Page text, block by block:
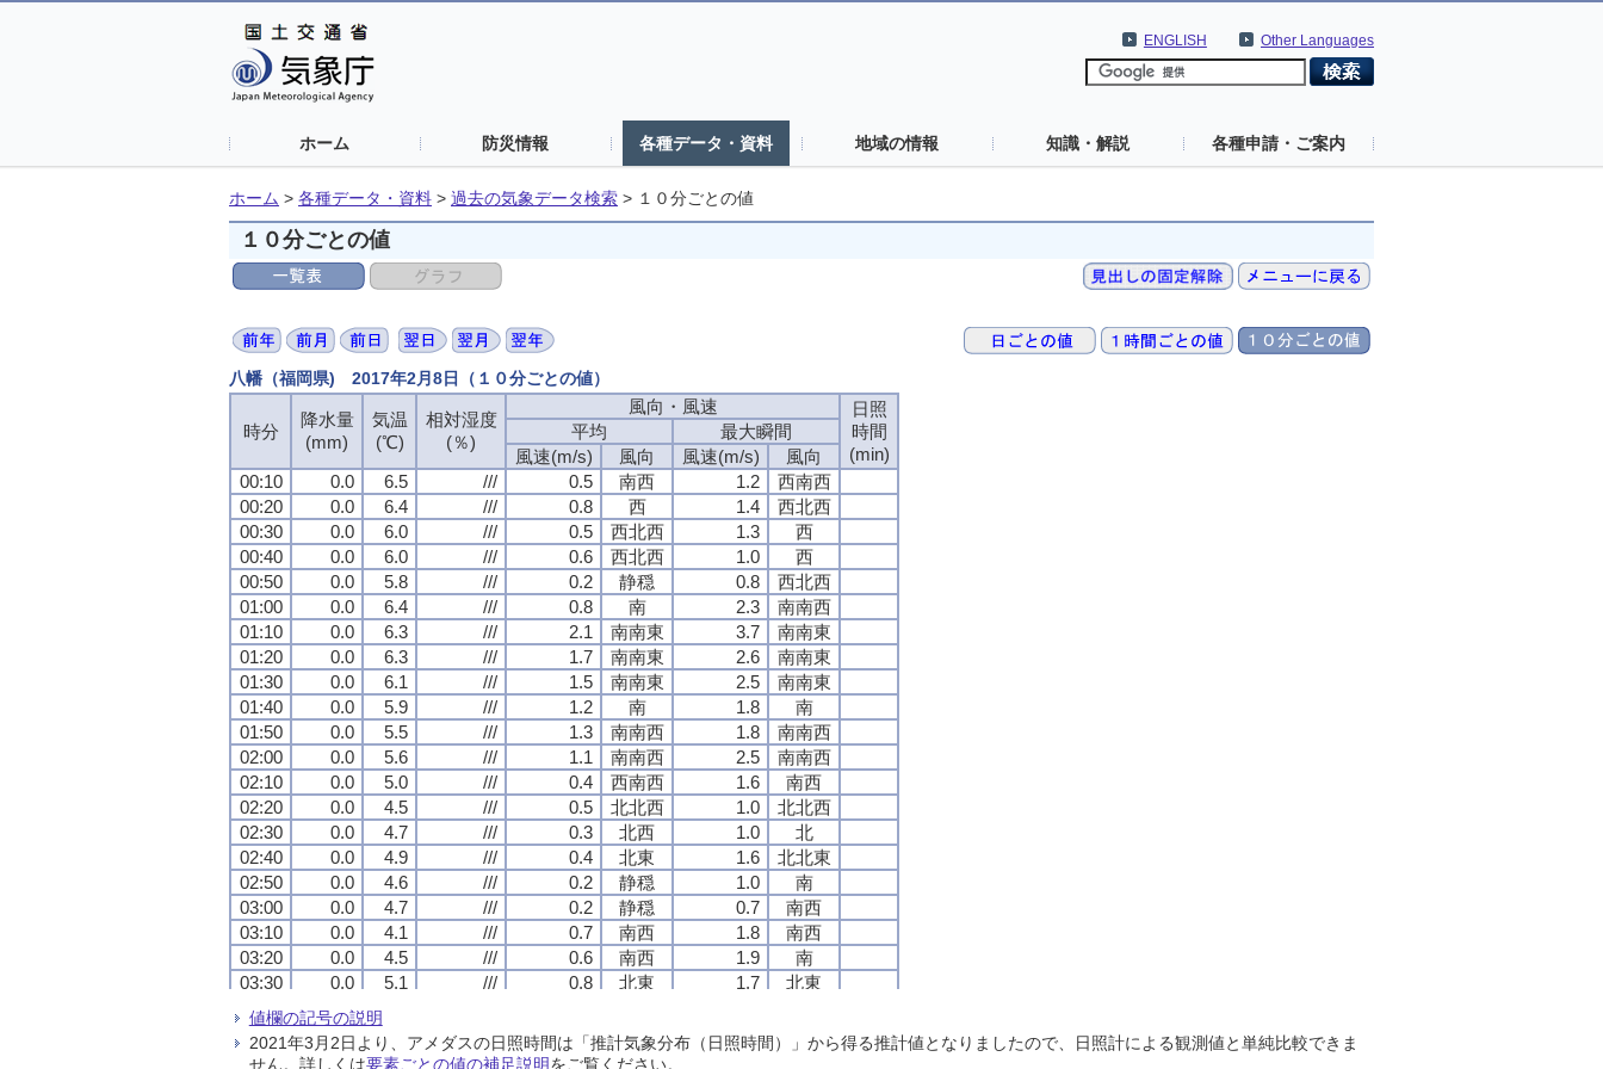
Other Languages
ENGLISH
ホーム 防災情報 各種データ・資料 地域の情報 知識・解説 各種申請・ご案内
ホーム > 各種データ・資料 > 過去の気象データ検索 > １０分ごとの値
１０分ごとの値
八幡（福岡県) 2017年2月8日（１０分ごとの値）
時分
降水量
(mm)
気温
(℃)
相対湿度
(％)
風向・風速
日照
時間
(min)
平均
最大瞬間
風速(m/s)
風向 風速(m/s)
風向
00:10
0.0 6.5 /// 0.5 南西 1.2
西南西
00:20
0.0 6.4 /// 0.8 西 1.4
西北西
00:30
0.0 6.0 /// 0.5 西北西 1.3
西
00:40
0.0 6.0 /// 0.6 西北西 1.0
西
00:50
0.0 5.8 /// 0.2 静穏 0.8
西北西
01:00
0.0 6.4 /// 0.8 南 2.3
南南西
01:10
0.0 6.3 /// 2.1 南南東 3.7
南南東
01:20
0.0 6.3 /// 1.7 南南東 2.6
南南東
01:30
0.0 6.1 /// 1.5 南南東 2.5
南南東
01:40
0.0 5.9 /// 1.2 南 1.8
南
01:50
0.0 5.5 /// 1.3 南南西 1.8
南南西
02:00
0.0 5.6 /// 1.1 南南西 2.5
南南西
02:10
0.0 5.0 /// 0.4 西南西 1.6
南西
02:20
0.0 4.5 /// 0.5 北北西 1.0
北北西
02:30
0.0 4.7 /// 0.3 北西 1.0
北
02:40
0.0 4.9 /// 0.4 北東 1.6
北北東
02:50
0.0 4.6 /// 0.2 静穏 1.0
南
03:00
0.0 4.7 /// 0.2 静穏 0.7
南西
03:10
0.0 4.1 /// 0.7 南西 1.8
南西
03:20
0.0 4.5 /// 0.6 南西 1.9
南
03:30
0.0 5.1 /// 0.8 北東 1.7
北東
03:40
0.0
03:50
0.0 5.2 /// 0.1 静穏 0.6
南南西
04:00
0.0 4.7 /// 0.4 北東 1.0 北西
時分
降水量
(mm)
気温
(℃)
相対湿度
(％)
風向・風速
日照
時間
(min)
平均
最大瞬間
風速(m/s)
風向 風速(m/s)
風向
00:10
0.0 6.5 /// 0.5 南西 1.2
西南西
00:20
0.0 6.4 /// 0.8 西 1.4
西北西
00:30
0.0 6.0 /// 0.5 西北西 1.3
西
00:40
0.0 6.0 /// 0.6 西北西 1.0
西
00:50
0.0 5.8 /// 0.2 静穏 0.8
西北西
01:00
0.0 6.4 /// 0.8 南 2.3
南南西
01:10
0.0 6.3 /// 2.1 南南東 3.7
南南東
01:20
0.0 6.3 /// 1.7 南南東 2.6
南南東
01:30
0.0 6.1 /// 1.5 南南東 2.5
南南東
01:40
0.0 5.9 /// 1.2 南 1.8
南
01:50
0.0 5.5 /// 1.3 南南西 1.8
南南西
02:00
0.0 5.6 /// 1.1 南南西 2.5
南南西
02:10
0.0 5.0 /// 0.4 西南西 1.6
南西
02:20
0.0 4.5 /// 0.5 北北西 1.0
北北西
02:30
0.0 4.7 /// 0.3 北西 1.0
北
02:40
0.0 4.9 /// 0.4 北東 1.6
北北東
02:50
0.0 4.6 /// 0.2 静穏 1.0
南
03:00
0.0 4.7 /// 0.2 静穏 0.7
南西
03:10
0.0 4.1 /// 0.7 南西 1.8
南西
03:20
0.0 4.5 /// 0.6 南西 1.9
南
03:30
0.0 5.1 /// 0.8 北東 1.7
北東
03:40
0.0
03:50
0.0 5.2 /// 0.1 静穏 0.6
南南西
04:00
0.0 4.7 /// 0.4 北東 1.0 北西
時分
降水量
(mm)
気温
(℃)
相対湿度
(％)
風向・風速
日照
時間
(min)
平均
最大瞬間
風速(m/s)
風向 風速(m/s)
風向
00:10
0.0 6.5 /// 0.5 南西 1.2
西南西
00:20
0.0 6.4 /// 0.8 西 1.4
西北西
00:30
0.0 6.0 /// 0.5 西北西 1.3
西
00:40
0.0 6.0 /// 0.6 西北西 1.0
西
00:50
0.0 5.8 /// 0.2 静穏 0.8
西北西
01:00
0.0 6.4 /// 0.8 南 2.3
南南西
01:10
0.0 6.3 /// 2.1 南南東 3.7
南南東
01:20
0.0 6.3 /// 1.7 南南東 2.6
南南東
01:30
0.0 6.1 /// 1.5 南南東 2.5
南南東
01:40
0.0 5.9 /// 1.2 南 1.8
南
01:50
0.0 5.5 /// 1.3 南南西 1.8
南南西
02:00
0.0 5.6 /// 1.1 南南西 2.5
南南西
02:10
0.0 5.0 /// 0.4 西南西 1.6
南西
02:20
0.0 4.5 /// 0.5 北北西 1.0
北北西
02:30
0.0 4.7 /// 0.3 北西 1.0
北
02:40
0.0 4.9 /// 0.4 北東 1.6
北北東
02:50
0.0 4.6 /// 0.2 静穏 1.0
南
03:00
0.0 4.7 /// 0.2 静穏 0.7
南西
03:10
0.0 4.1 /// 0.7 南西 1.8
南西
03:20
0.0 4.5 /// 0.6 南西 1.9
南
03:30
0.0 5.1 /// 0.8 北東 1.7
北東
03:40
0.0
03:50
0.0 5.2 /// 0.1 静穏 0.6
南南西
04:00
0.0 4.7 /// 0.4 北東 1.0 北西
時分
降水量
(mm)
気温
(℃)
相対湿度
(％)
風向・風速
日照
時間
(min)
平均
最大瞬間
風速(m/s)
風向 風速(m/s)
風向
00:10
0.0 6.5 /// 0.5 南西 1.2
西南西
00:20
0.0 6.4 /// 0.8 西 1.4
西北西
00:30
0.0 6.0 /// 0.5 西北西 1.3
西
00:40
0.0 6.0 /// 0.6 西北西 1.0
西
00:50
0.0 5.8 /// 0.2 静穏 0.8
西北西
01:00
0.0 6.4 /// 0.8 南 2.3
南南西
01:10
0.0 6.3 /// 2.1 南南東 3.7
南南東
01:20
0.0 6.3 /// 1.7 南南東 2.6
南南東
01:30
0.0 6.1 /// 1.5 南南東 2.5
南南東
01:40
0.0 5.9 /// 1.2 南 1.8
南
01:50
0.0 5.5 /// 1.3 南南西 1.8
南南西
02:00
0.0 5.6 /// 1.1 南南西 2.5
南南西
02:10
0.0 5.0 /// 0.4 西南西 1.6
南西
02:20
0.0 4.5 /// 0.5 北北西 1.0
北北西
02:30
0.0 4.7 /// 0.3 北西 1.0
北
02:40
0.0 4.9 /// 0.4 北東 1.6
北北東
02:50
0.0 4.6 /// 0.2 静穏 1.0
南
03:00
0.0 4.7 /// 0.2 静穏 0.7
南西
03:10
0.0 4.1 /// 0.7 南西 1.8
南西
03:20
0.0 4.5 /// 0.6 南西 1.9
南
03:30
0.0 5.1 /// 0.8 北東 1.7
北東
03:40
0.0
03:50
0.0 5.2 /// 0.1 静穏 0.6
南南西
04:00
0.0 4.7 /// 0.4 北東 1.0 北西
値欄の記号の説明
2021年3月2日より、アメダスの日照時間は「推計気象分布（日照時間）」から得る推計値となりましたので、日照計による観測値と単純比較できま
せん。詳しくは要素ごとの値の補足説明をご覧ください。